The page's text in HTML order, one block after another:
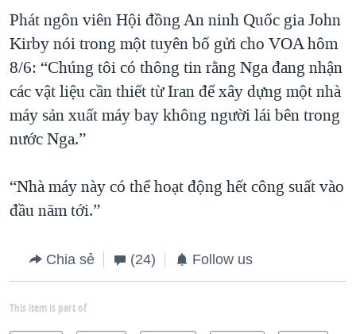
Phát ngôn viên Hội đồng An ninh Quốc gia John
Kirby nói trong một tuyên bố gửi cho VOA hôm
8/6: “Chúng tôi có thông tin rằng Nga đang nhận
các vật liệu cần thiết từ Iran để xây dựng một nhà
máy sản xuất máy bay không người lái bên trong
nước Nga.”
“Nhà máy này có thể hoạt động hết công suất vào
đầu năm tới.”
Chia sẻ (24) Follow us
This item is part of